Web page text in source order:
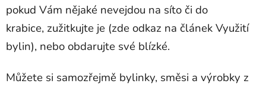
pokud Vám nějaké nevejdou na síto či do
krabice, zužitkujte je (zde odkaz na článek Využití
bylin), nebo obdarujte své blízké.
Můžete si samozřejmě bylinky, směsi a výrobky z